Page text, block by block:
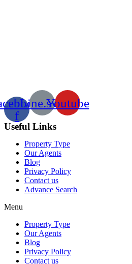
f
Line.svgYoutube
Useful Links
Property Type
Our Agents
Blog
Privacy Policy
Contact us
Advance Search
Menu
Property Type
Our Agents
Blog
Privacy Policy
Contact us